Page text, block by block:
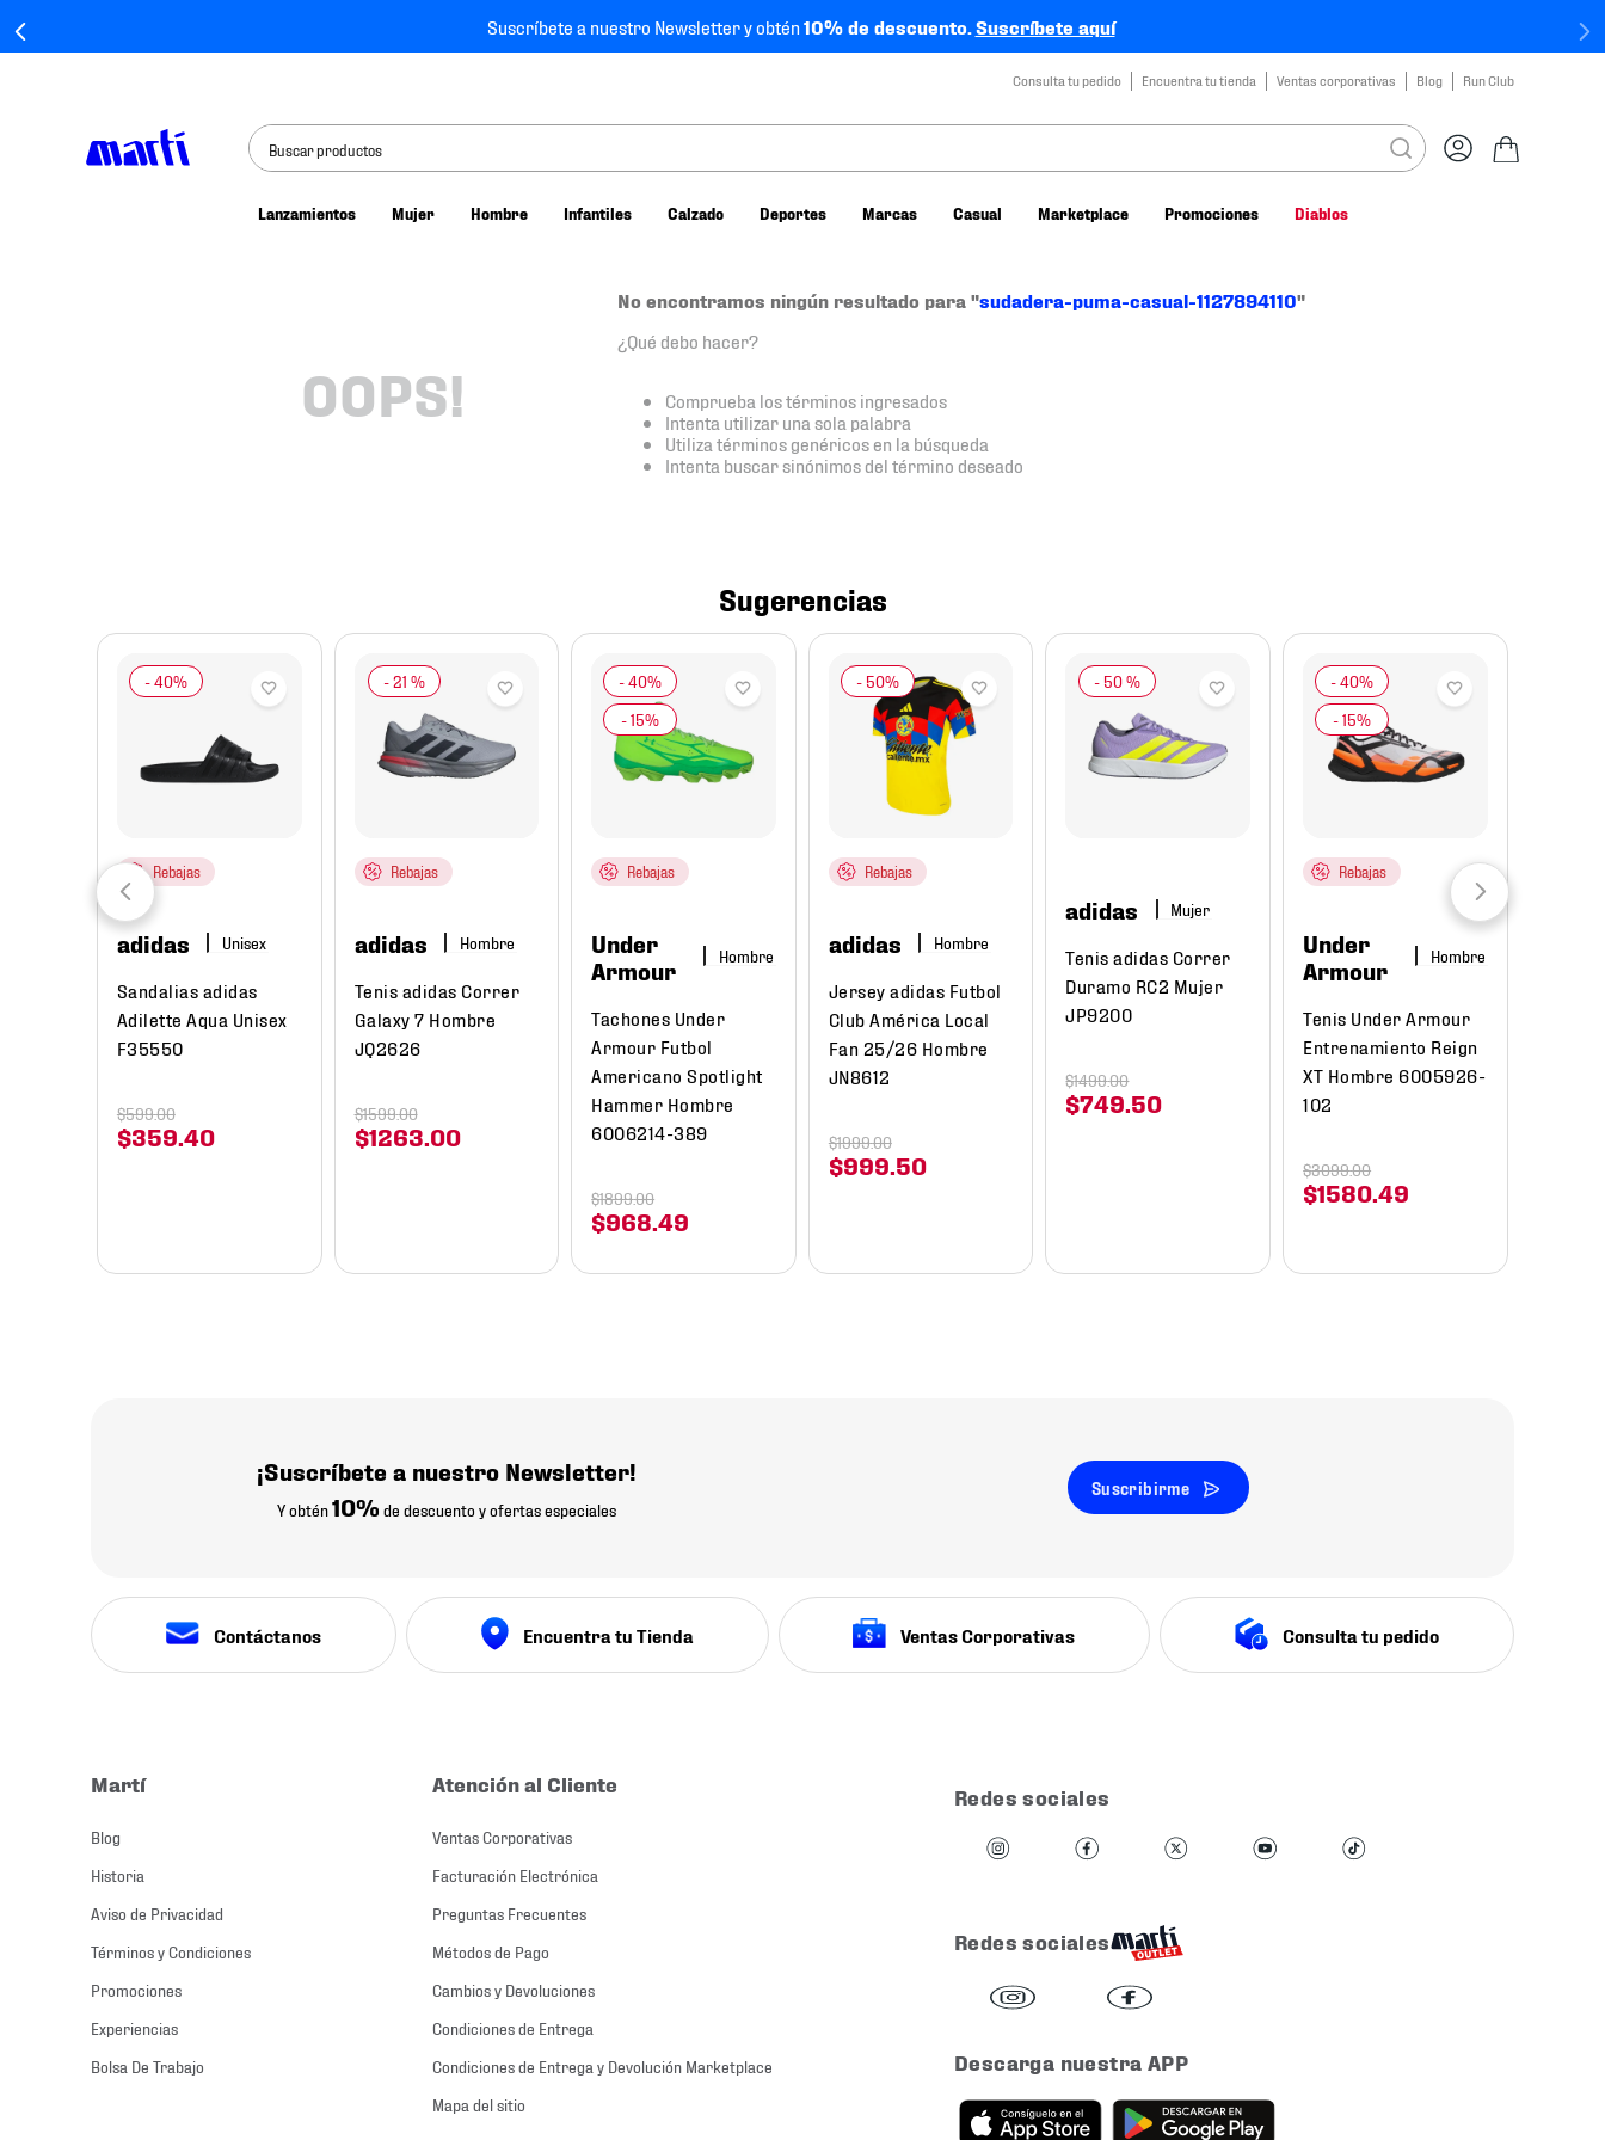
Suscríbete a nuestro Newsletter y obtén10% de descuento.Suscríbete aquí
Consulta tu pedido Encuentra tu tienda Ventas corporativas Blog Run Club
Buscar productos
Lanzamientos Mujer Hombre Infantiles Calzado Deportes Marcas Casual Marketplace Promociones Diablos
OOPS!
No encontramos ningún resultado para "sudadera-puma-casual-1127894110"
¿Qué debo hacer?
Comprueba los términos ingresados
Intenta utilizar una sola palabra
Utiliza términos genéricos en la búsqueda
Intenta buscar sinónimos del término deseado
Sugerencias
Rebajas
adidas
Sandalias adidas
Adilette Aqua Unisex
F35550
$359 40
$599.00
- 21 %
Rebajas
adidas Hombre
Tenis adidas Correr
Galaxy 7 Hombre
JQ2626
$1263 00
$1599.00
Rebajas
Under
Armour
Hombre
Tachones Under
Armour Futbol
Americano Spotlight
Hammer Hombre
6006214-389
$968 .49
$1899.00
Rebajas
adidas Hombre
Jersey adidas Futbol
Club América Local
Fan 25/26 Hombre
JN8612
$999 50
$1999.00
- 50 %
adidas Mujer
Tenis adidas Correr
Duramo RC2 Mujer
JP9200
$749 50
$1499.00
Rebajas
Under
Armour
Hombre
Tenis Under Armour
Entrenamiento Reign
XT Hombre 6005926-
102
$1580 .49
$3099.00
¡Suscríbete a nuestro Newsletter!
Y obtén10% de descuento y ofertas especiales
Suscribirme
Contáctanos Encuentra tu Tienda Ventas Corporativas Consulta tu pedido
Martí
Blog
Historia
Aviso de Privacidad
Términos y Condiciones
Promociones
Experiencias
Bolsa De Trabajo
Atención al Cliente
Ventas Corporativas
Facturación Electrónica
Preguntas Frecuentes
Métodos de Pago
Cambios y Devoluciones
Condiciones de Entrega
Condiciones de Entrega y Devolución Marketplace
Mapa del sitio
Redes sociales
Redes sociales
Descarga nuestra APP
tenis nike